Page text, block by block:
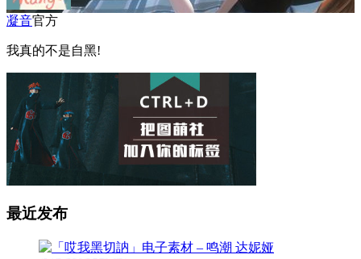
凝音官方
我真的不是自黑!
最近发布